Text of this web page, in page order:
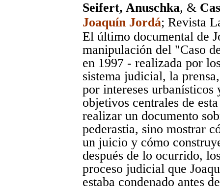
Seifert, Anuschka, &
Joaquín Jordá; Revista
El último documental de
manipulación del "Caso
en 1997 - realizada por
sistema judicial, la
por intereses urbanísticos
objetivos centrales de
realizar un documento
pederastia, sino mostrar
un juicio y cómo
después de lo ocurrido,
proceso judicial que
estaba condenado antes